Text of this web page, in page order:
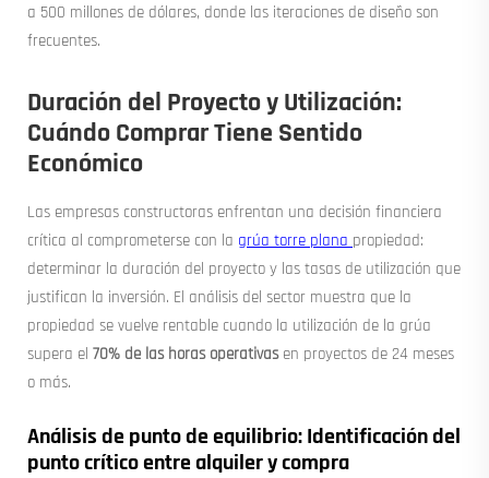
a 500 millones de dólares, donde las iteraciones de diseño son
frecuentes.
Duración del Proyecto y Utilización:
Cuándo Comprar Tiene Sentido
Económico
Las empresas constructoras enfrentan una decisión financiera
crítica al comprometerse con la grúa torre plana propiedad:
determinar la duración del proyecto y las tasas de utilización que
justifican la inversión. El análisis del sector muestra que la
propiedad se vuelve rentable cuando la utilización de la grúa
supera el 70% de las horas operativas en proyectos de 24 meses
o más.
Análisis de punto de equilibrio: Identificación del
punto crítico entre alquiler y compra